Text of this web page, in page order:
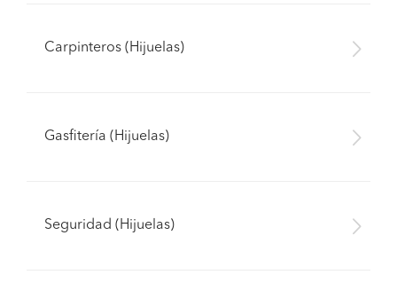
Carpinteros (Hijuelas)
Gasfitería (Hijuelas)
Seguridad (Hijuelas)